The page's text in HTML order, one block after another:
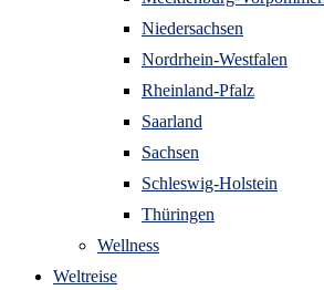
Niedersachsen
Nordrhein-Westfalen
Rheinland-Pfalz
Saarland
Sachsen
Schleswig-Holstein
Thüringen
Wellness
Weltreise